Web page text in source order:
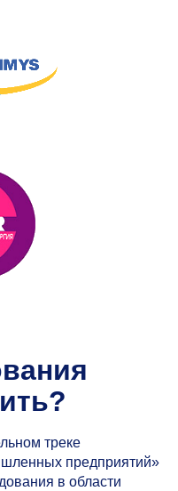
треке
предприятий»
в области